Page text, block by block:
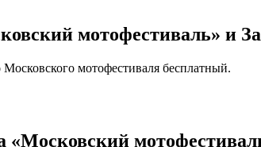
мотофестиваль» и
мотофестиваля бесплатный.
«Московский